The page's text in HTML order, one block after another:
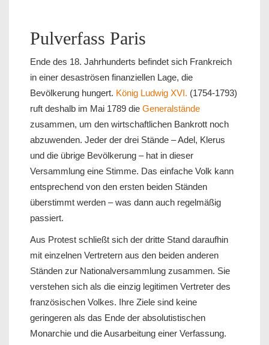
Pulverfass Paris
Ende des 18. Jahrhunderts befindet sich Frankreich
in einer desaströsen finanziellen Lage, die
Bevölkerung hungert. König Ludwig XVI. (1754-1793)
ruft deshalb im Mai 1789 die Generalstände
zusammen, um den wirtschaftlichen Bankrott noch
abzuwenden. Jeder der drei Stände – Adel, Klerus
und die übrige Bevölkerung – hat in dieser
Versammlung eine Stimme. Das einfache Volk kann
entsprechend von den ersten beiden Ständen
überstimmt werden – was dann auch regelmäßig
passiert.
Aus Protest schließt sich der dritte Stand daraufhin
mit einzelnen Vertretern aus den beiden anderen
Ständen zur Nationalversammlung zusammen. Sie
verstehen sich als die einzig legitimen Vertreter des
französischen Volkes. Ihre Ziele sind keine
geringeren als das Ende der absolutistischen
Monarchie und die Ausarbeitung einer Verfassung.